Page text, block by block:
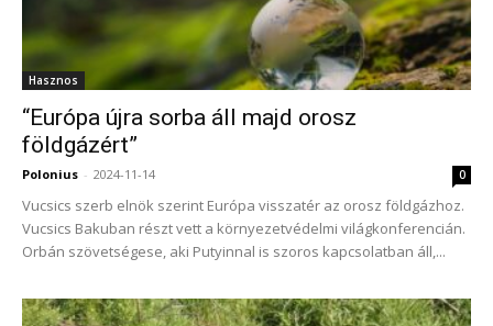
Hasznos
“Európa újra sorba áll majd orosz
földgázért”
Polonius - 2024-11-14 0
Vucsics szerb elnök szerint Európa visszatér az orosz földgázhoz.
Vucsics Bakuban részt vett a környezetvédelmi világkonferencián.
Orbán szövetségese, aki Putyinnal is szoros kapcsolatban áll,...